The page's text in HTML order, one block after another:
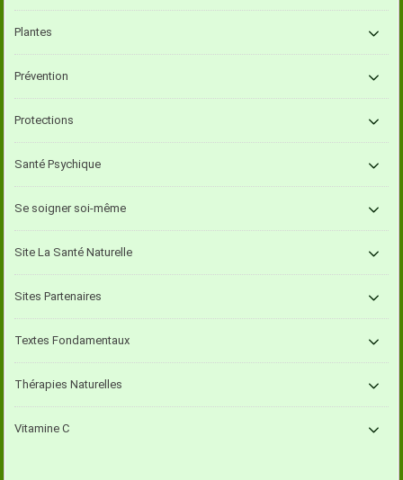
Plantes
Prévention
Protections
Santé Psychique
Se soigner soi-même
Site La Santé Naturelle
Sites Partenaires
Textes Fondamentaux
Thérapies Naturelles
Vitamine C